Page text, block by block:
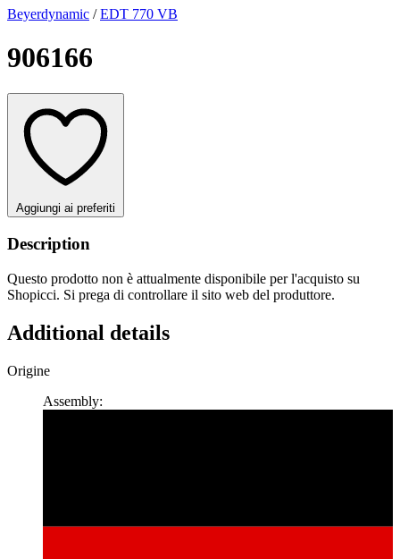
Beyerdynamic /EDT 770 VB
906166
Aggiungi ai preferiti
Description
Questo prodotto non è attualmente disponibile per l'acquisto su
Shopicci. Si prega di controllare il sito web del produttore.
Additional details
Origine
Assembly: